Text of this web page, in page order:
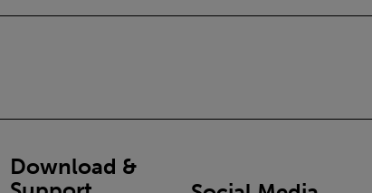
Download &